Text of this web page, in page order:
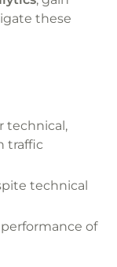
these
technical,
traffic
technical
of